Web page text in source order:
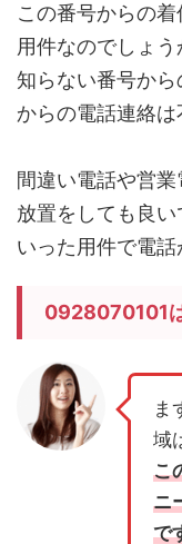
この番号からの
用件なのでしょう
知らない番号か
からの電話連絡は
間違い電話や営
放置をしても良
いった用件で電
0928070101
ま
域
こ
ニ
で